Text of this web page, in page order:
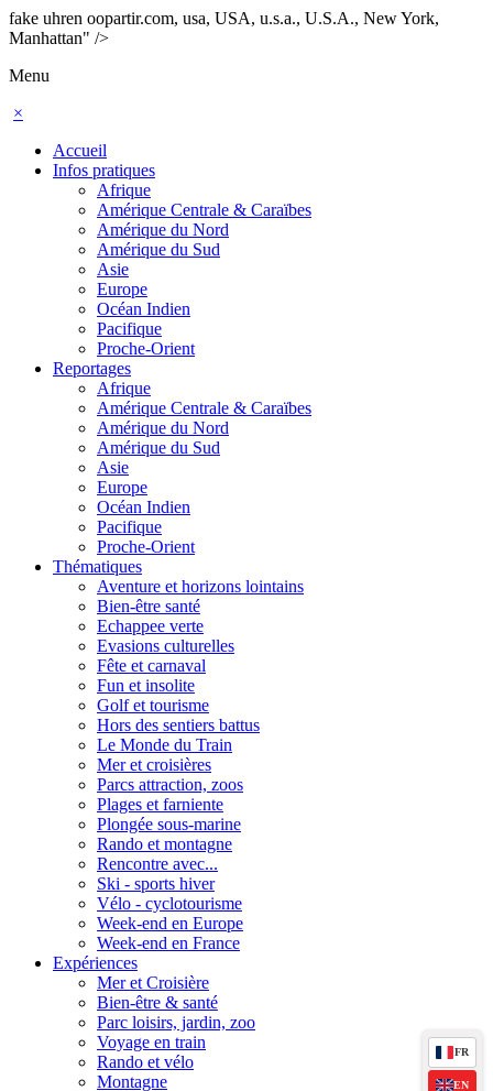
fake uhren oopartir.com, usa, USA, u.s.a., U.S.A., New York,
Manhattan" />
Menu
×
Accueil
Infos pratiques
Afrique
Amérique Centrale & Caraïbes
Amérique du Nord
Amérique du Sud
Asie
Europe
Océan Indien
Pacifique
Proche-Orient
Reportages
Afrique
Amérique Centrale & Caraïbes
Amérique du Nord
Amérique du Sud
Asie
Europe
Océan Indien
Pacifique
Proche-Orient
Thématiques
Aventure et horizons lointains
Bien-être santé
Echappee verte
Evasions culturelles
Fête et carnaval
Fun et insolite
Golf et tourisme
Hors des sentiers battus
Le Monde du Train
Mer et croisières
Parcs attraction, zoos
Plages et farniente
Plongée sous-marine
Rando et montagne
Rencontre avec...
Ski - sports hiver
Vélo - cyclotourisme
Week-end en Europe
Week-end en France
Expériences
Mer et Croisière
Bien-être & santé
Parc loisirs, jardin, zoo
Voyage en train
Rando et vélo
Montagne
FR
EN